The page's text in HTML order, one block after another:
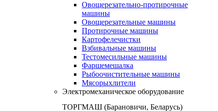
Овощерезательно-протирочные
машины
Овощерезательные машины
Протирочные машины
Картофелечистки
Взбивальные машины
Тестомесильные машины
Фаршемешалка
Рыбоочистительные машины
Мясорыхлители
Электромеханическое оборудование
ТОРГМАШ (Барановичи, Беларусь)